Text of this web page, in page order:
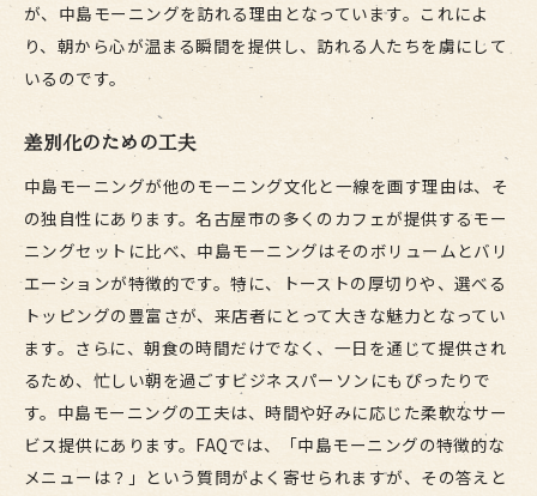
が、中島モーニングを訪れる理由となっています。これによ
り、朝から心が温まる瞬間を提供し、訪れる人たちを虜にして
いるのです。
差別化のための工夫
中島モーニングが他のモーニング文化と一線を画す理由は、そ
の独自性にあります。名古屋市の多くのカフェが提供するモー
ニングセットに比べ、中島モーニングはそのボリュームとバリ
エーションが特徴的です。特に、トーストの厚切りや、選べる
トッピングの豊富さが、来店者にとって大きな魅力となってい
ます。さらに、朝食の時間だけでなく、一日を通じて提供され
るため、忙しい朝を過ごすビジネスパーソンにもぴったりで
す。中島モーニングの工夫は、時間や好みに応じた柔軟なサー
ビス提供にあります。FAQでは、「中島モーニングの特徴的な
メニューは？」という質問がよく寄せられますが、その答えと